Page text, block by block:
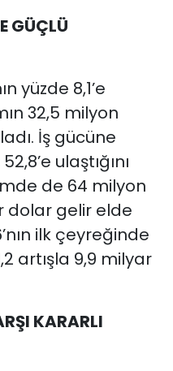
GÜÇLÜ
yüzde 8,1’e
32,5 milyon
İş gücüne
ulaştığını
de 64 milyon
dolar gelir elde
ilk çeyreğinde
artışla 9,9 milyar
KARARLI